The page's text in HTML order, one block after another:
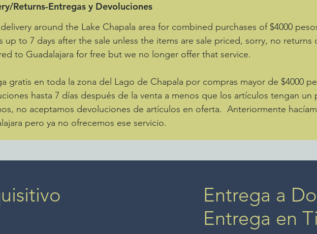
Returns-Entregas y Devoluciones
around the Lake Chapala area for combined purchases of $4000
up to 7 days after the sale unless the items are sale priced, sorry, no returns
to Guadalajara for free but we no longer offer that service.
gratis en toda la zona del Lago de Chapala por compras mayor de $4000
hasta 7 días después de la venta a menos que los artículos tengan
no aceptamos devoluciones de artículos en oferta. Anteriormente
pero ya no ofrecemos ese servicio.
Entrega a
Entrega en